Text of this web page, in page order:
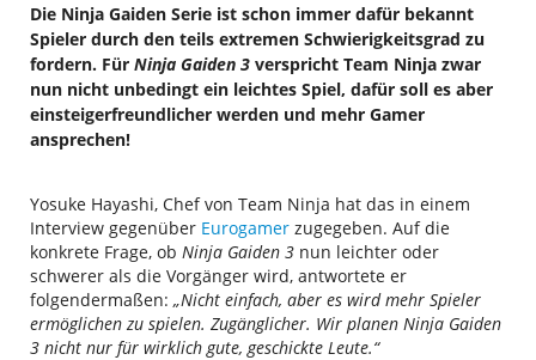
Die Ninja Gaiden Serie ist schon immer dafür bekannt
Spieler durch den teils extremen Schwierigkeitsgrad zu
fordern. Für Ninja Gaiden 3 verspricht Team Ninja zwar
nun nicht unbedingt ein leichtes Spiel, dafür soll es aber
einsteigerfreundlicher werden und mehr Gamer
ansprechen!
Yosuke Hayashi, Chef von Team Ninja hat das in einem
Interview gegenüber Eurogamer zugegeben. Auf die
konkrete Frage, ob Ninja Gaiden 3 nun leichter oder
schwerer als die Vorgänger wird, antwortete er
folgendermaßen: „Nicht einfach, aber es wird mehr Spieler
ermöglichen zu spielen. Zugänglicher. Wir planen Ninja Gaiden
3 nicht nur für wirklich gute, geschickte Leute.“